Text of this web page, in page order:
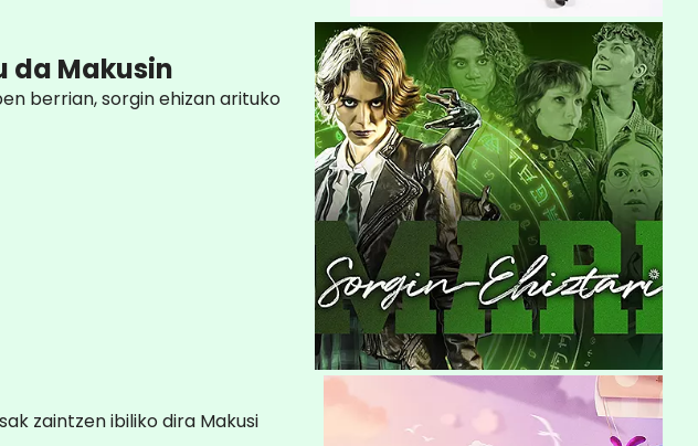
da Makusin
berrian, sorgin ehizan arituko
zaintzen ibiliko dira Makusi